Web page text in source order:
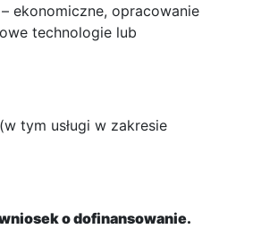
ekonomiczne, opracowanie
technologie lub
tym usługi w zakresie
o dofinansowanie.